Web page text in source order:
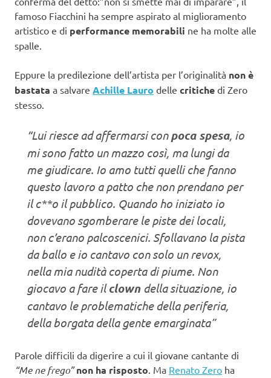
famoso Fiacchini ha sempre aspirato al miglioramento
artistico e di performance memorabili ne ha molte alle
spalle.
Eppure la predilezione dell’artista per l’originalità non è
bastata a salvare Achille Lauro delle critiche di Zero
stesso.
“Lui riesce ad affermarsi conpoca spesa, io
mi sono fatto un mazzo così, ma lungi da
me giudicare. Io amo tutti quelli che fanno
questo lavoro a patto che non prendano per
il c**o il pubblico. Quando ho iniziato io
dovevano sgomberare le piste dei locali,
non c’erano palcoscenici. Sfollavano la pista
da ballo e io cantavo con solo un revox,
nella mia nudità coperta di piume. Non
giocavo a fare ilclown della situazione, io
cantavo le problematiche della periferia,
della borgata della gente emarginata”
Parole difficili da digerire a cui il giovane cantante di
“Me ne frego” non ha risposto. Ma Renato Zero ha